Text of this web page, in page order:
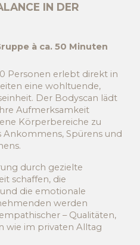
IN DER
à ca. 50 Minuten
Personen erlebt direkt in
eine wohltuende,
Der Bodyscan lädt
Aufmerksamkeit
Körperbereiche zu
Spürens und
durch gezielte
schaffen, die
die emotionale
werden
– Qualitäten,
wie im privaten Alltag